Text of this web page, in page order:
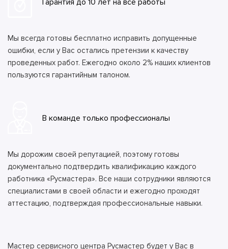
Гарантия до 10 лет на все работы
Мы всегда готовы бесплатно исправить допущенные
ошибки, если у Вас остались претензии к качеству
проведенных работ. Ежегодно около 2% наших клиентов
пользуются гарантийным талоном.
В команде только профессионалы
Мы дорожим своей репутацией, поэтому готовы
документально подтвердить квалификацию каждого
работника «Русмастера». Все наши сотрудники являются
специалистами в своей области и ежегодно проходят
аттестацию, подтверждая профессиональные навыки.
Мастер сервисного центра Русмастер будет у Вас в